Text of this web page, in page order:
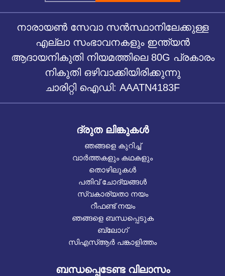
നാരായൺ സേവാ സൻസ്ഥാനിലേക്കുള്ള
എല്ലാ സംഭാവനകളും ഇന്ത്യൻ
ആദായനികുതി നിയമത്തിലെ 80G പ്രകാരം
നികുതി ഒഴിവാക്കിയിരിക്കുന്നു
ചാരിറ്റി ഐഡി: AAATN4183F
ദ്രുത ലിങ്കുകൾ
ഞങ്ങളെ കുറിച്ച്
വാർത്തകളും കഥകളും
തൊഴിലുകൾ
പതിവ് ചോദ്യങ്ങൾ
സ്വകാര്യതാ നയം
റീഫണ്ട് നയം
ഞങ്ങളെ ബന്ധപ്പെടുക
ബ്ലോഗ്
സിഎസ്ആർ പങ്കാളിത്തം
ബന്ധപ്പെടേണ്ട വിലാസം